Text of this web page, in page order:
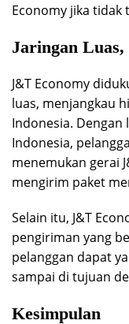
Economy jika
Jaringan Luas,
J&T Economy
luas, menjangkau
Indonesia. Dengan
Indonesia,
menemukan gerai
mengirim paket
Selain itu, J&T
pengiriman yang
pelanggan dapat
sampai di tujuan
Kesimpulan